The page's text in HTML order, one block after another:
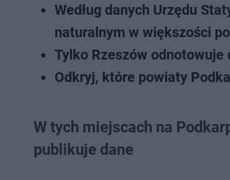
Według danych Urzędu
naturalnym w większości
Tylko Rzeszów
Odkryj, które powiaty
W tych miejscach na
publikuje dane